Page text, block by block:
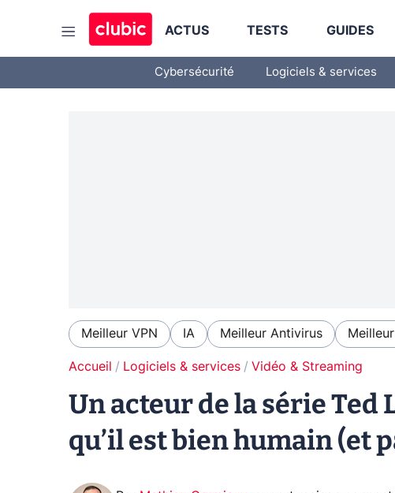
ACTUS TESTS GUIDES
Cybersécurité Logiciels & services
Meilleur VPN IA Meilleur Antivirus
Accueil Logiciels & services Vidéo & Streaming
Un acteur de la série Ted
qu’il est bien humain (et